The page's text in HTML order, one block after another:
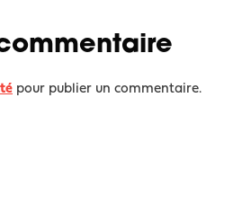
pour publier un commentaire.